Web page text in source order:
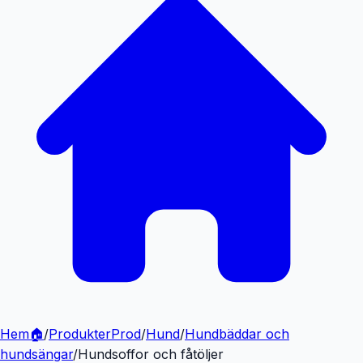
Hem🏠/ProdukterProd/Hund/Hundbäddar och
hundsängar/Hundsoffor och fåtöljer